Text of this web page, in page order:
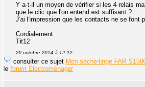
Y a-t-il un moyen de vérifier si les 4 relais
que le clic que l'on entend est suffisant ?
J'ai l'impression que les contacts ne se font
Cordialement.
Tit12
20 octobre 2014 à 12:12
consulter ce sujet Mon sèche-linge FAR
le forum Électroménager